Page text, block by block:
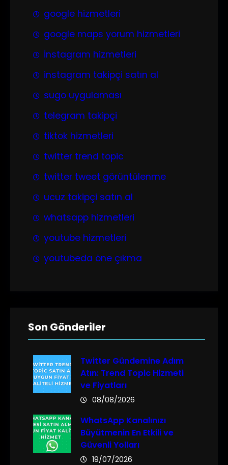
google hizmetleri
google maps yorum hizmetleri
İnstagram hizmetleri
instagram takipçi satın al
sugo uygulaması
telegram takipçi
tiktok hizmetleri
twitter trend topic
twitter tweet görüntülenme
ucuz takipçi satın al
whatsapp hizmetleri
youtube hizmetleri
youtubeda öne çıkma
Son Gönderiler
Twitter Gündemine Adım
Atın: Trend Topic Hizmeti
ve Fiyatları
08/08/2026
WhatsApp Kanalınızı
Büyütmenin En Etkili ve
Güvenli Yolları
19/07/2026